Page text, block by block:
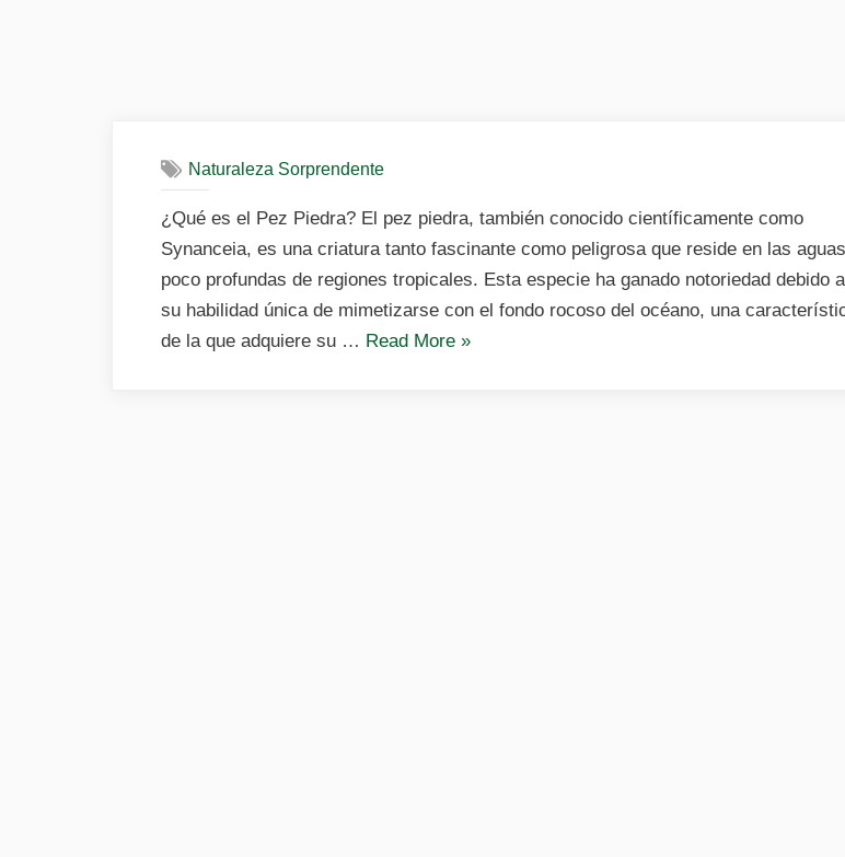
Naturaleza Sorprendente
¿Qué es el Pez Piedra? El pez piedra, también conocido científicamente como
Synanceia, es una criatura tanto fascinante como peligrosa que reside en las aguas
poco profundas de regiones tropicales. Esta especie ha ganado notoriedad debido a
su habilidad única de mimetizarse con el fondo rocoso del océano, una
de la que adquiere su … Read More«Pez
»